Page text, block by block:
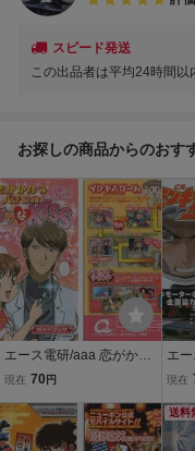
スピード発送
この出品者は平均24時間以
お探しの商品からのおす
エース電研/aaa 恋がかな
うパチンコ CRイタズラな
子) 2010年 10P
現在 70 円
エ
CR
10P
現在
送料